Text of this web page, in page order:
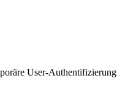
User-Authentifizierung